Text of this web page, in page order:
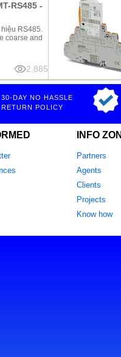
2,885
RS485 -
RS485.
coarse and
30-DAY NO HASSLE
RETURN POLICY
INFO
Partners
Agents
Clients
Projects
Know how